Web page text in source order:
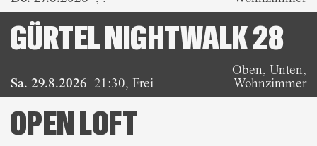
Sa. 29.8.2026 21:30,Frei
GÜRTEL NIGHTWALK 28
Oben, Unten,
Wohnzimmer
OPEN LOFT